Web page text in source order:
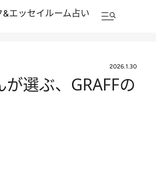
&エッセイルーム占い
2026.1.30
選ぶ、GRAFFの